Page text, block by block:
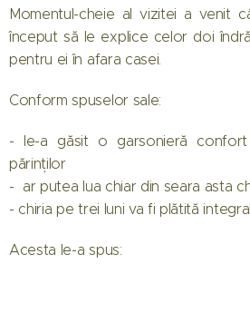
Momentul-cheie al vizitei a venit
început să le explice celor doi
pentru ei în afara casei.
Conform spuselor sale:
- le-a găsit o garsonieră
părinților
- ar putea lua chiar din seara asta
- chiria pe trei luni va fi plătită
Acesta le-a spus: